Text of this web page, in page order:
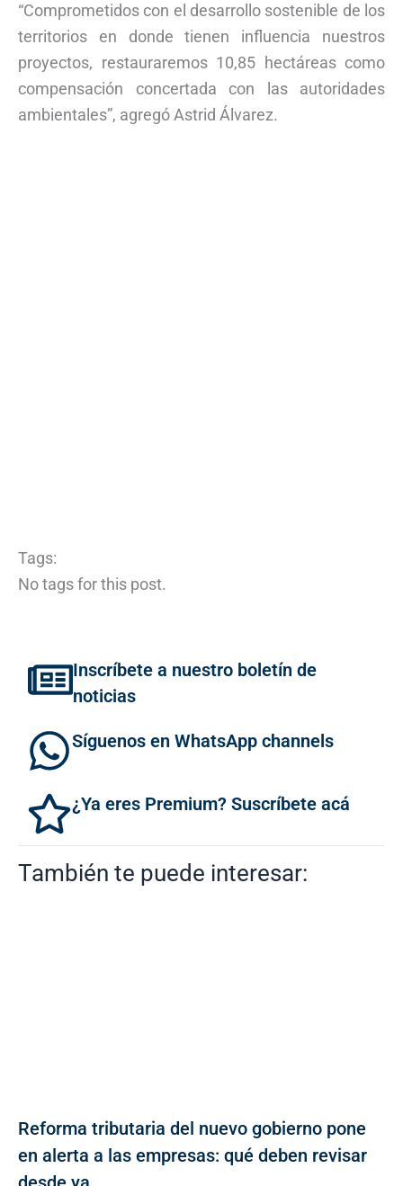
“Comprometidos con el desarrollo sostenible de los
territorios en donde tienen influencia nuestros
proyectos, restauraremos 10,85 hectáreas como
compensación concertada con las autoridades
ambientales”, agregó Astrid Álvarez.
Tags:
No tags for this post.
Inscríbete a nuestro boletín de
noticias
Síguenos en WhatsApp channels
¿Ya eres Premium? Suscríbete acá
También te puede interesar:
Reforma tributaria del nuevo gobierno pone
en alerta a las empresas: qué deben revisar